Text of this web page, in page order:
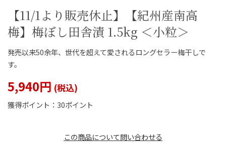
【11/1より販売休止】【紀州産南高
梅】梅ぼし田舎漬 1.5kg ＜小粒＞
発売以来50余年、世代を超えて愛されるロングセラー梅干しで
す。
5,940円
獲得ポイント： 30ポイント
この商品について問い合わせる